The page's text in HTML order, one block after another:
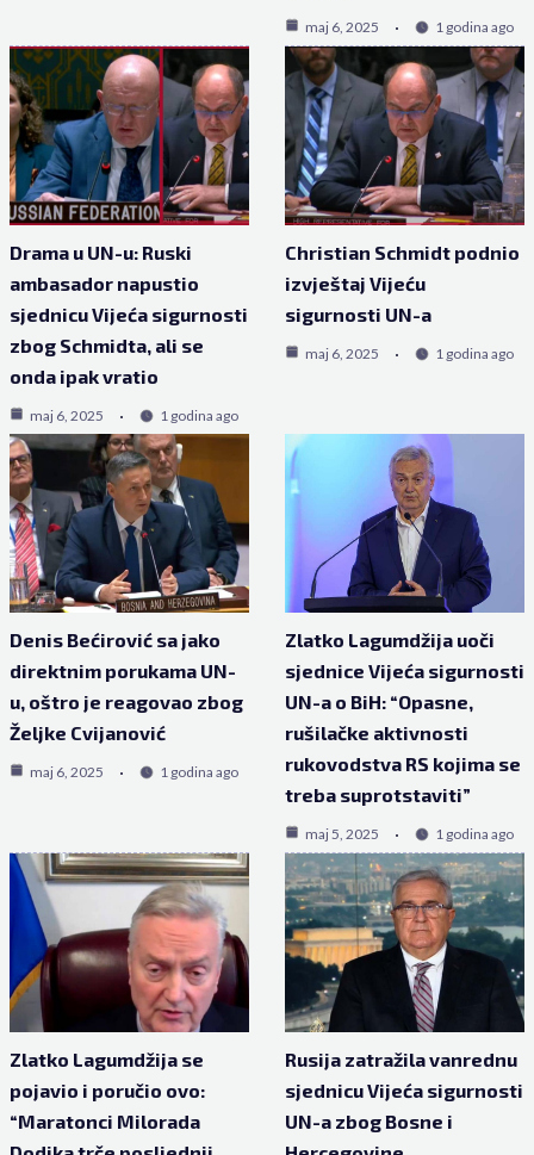
maj 6, 2025 1 godina ago
Drama u UN-u: Ruski
ambasador napustio
sjednicu Vijeća sigurnosti
zbog Schmidta, ali se
onda ipak vratio
maj 6, 2025 1 godina ago
Christian Schmidt podnio
izvještaj Vijeću
sigurnosti UN-a
maj 6, 2025 1 godina ago
Denis Bećirović sa jako
direktnim porukama UN-
u, oštro je reagovao zbog
Željke Cvijanović
maj 6, 2025 1 godina ago
Zlatko Lagumdžija uoči
sjednice Vijeća sigurnosti
UN-a o BiH: “Opasne,
rušilačke aktivnosti
rukovodstva RS kojima se
treba suprotstaviti”
maj 5, 2025 1 godina ago
Zlatko Lagumdžija se
pojavio i poručio ovo:
“Maratonci Milorada
Rusija zatražila vanrednu
sjednicu Vijeća sigurnosti
UN-a zbog Bosne i